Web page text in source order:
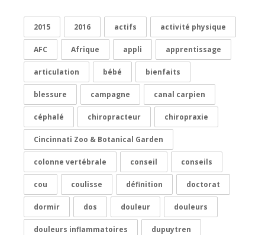
2015 2016 actifs activité physique
AFC Afrique appli apprentissage
articulation bébé bienfaits
blessure campagne canal carpien
céphalé chiropracteur chiropraxie
Cincinnati Zoo & Botanical Garden
colonne vertébrale conseil conseils
cou coulisse définition doctorat
dormir dos douleur douleurs
douleurs inflammatoires dupuytren